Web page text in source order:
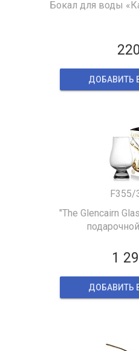
Бокал для воды
220
ДОБАВИТЬ
F355/
"The Glencairn
1
ДОБАВИТЬ